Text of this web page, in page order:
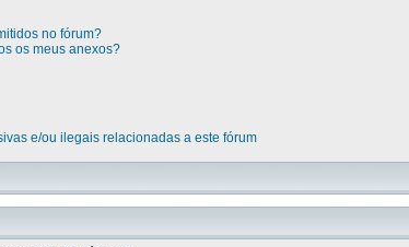
no fórum?
os meus anexos?
e/ou ilegais relacionadas a este fórum